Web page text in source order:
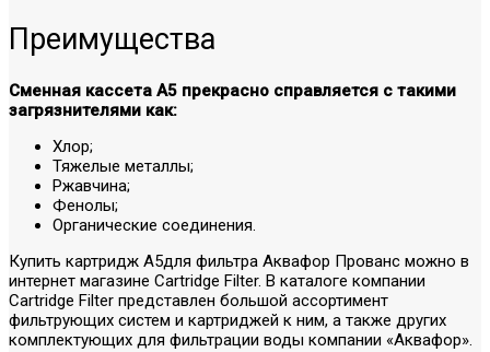
Преимущества
Сменная кассета А5 прекрасно справляется с такими
загрязнителями как:
Хлор;
Тяжелые металлы;
Ржавчина;
Фенолы;
Органические соединения.
Купить картридж А5для фильтра Аквафор Прованс можно в
интернет магазине Cartridge Filter. В каталоге компании
Cartridge Filter представлен большой ассортимент
фильтрующих систем и картриджей к ним, а также других
комплектующих для фильтрации воды компании «Аквафор».